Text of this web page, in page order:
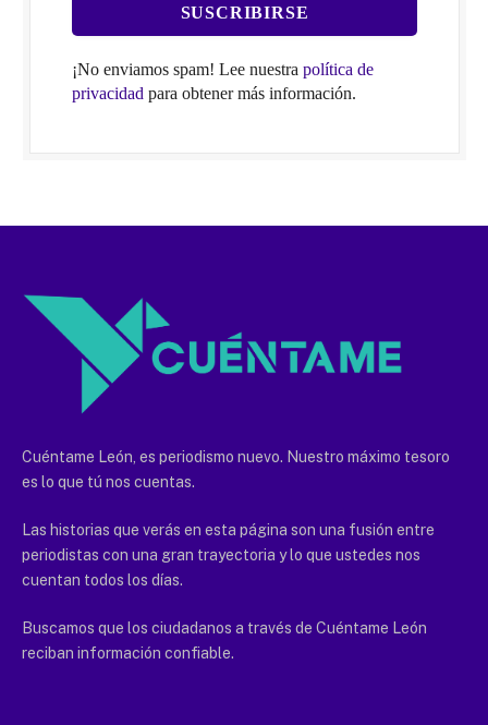
¡No enviamos spam! Lee nuestra política de
privacidad para obtener más información.
Cuéntame León, es periodismo nuevo. Nuestro máximo tesoro
es lo que tú nos cuentas.
Las historias que verás en esta página son una fusión entre
periodistas con una gran trayectoria y lo que ustedes nos
cuentan todos los días.
Buscamos que los ciudadanos a través de Cuéntame León
reciban información confiable.